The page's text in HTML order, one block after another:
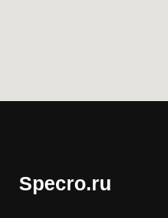
Specro.ru